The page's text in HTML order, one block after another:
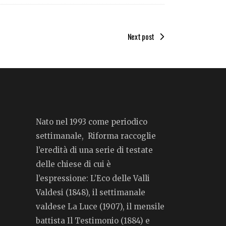
Next post
Nato nel 1993 come periodico
settimanale, Riforma raccoglie
l’eredità di una serie di testate
delle chiese di cui è
l’espressione: L’Eco delle Valli
Valdesi (1848), il settimanale
valdese La Luce (1907), il mensile
battista Il Testimonio (1884) e